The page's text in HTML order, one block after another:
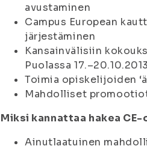
avustaminen
Campus European
järjestäminen
Kansainvälisiin
Puolassa
Toimia opiskelijoiden
Mahdolliset
Miksi kannattaa hakea
Ainutlaatuinen